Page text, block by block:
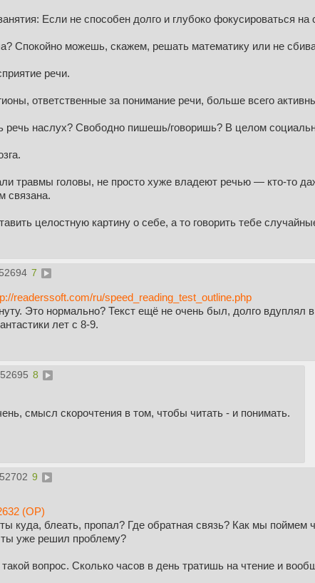
Если не способен долго и глубоко фокусироваться
Спокойно можешь, скажем, решать математику или не
речи.
ответственные за понимание речи, больше всего
речь наслух? Свободно пишешь/говоришь? В целом
травмы головы, не просто хуже владеют речью — кто-то
связана.
целостную картину о себе, а то говорить тебе
52694 7
readerssoft.com/ru/speed_reading_test_outline.php
Это нормально? Текст ещё не очень был, долго вдуплял
лет с 8-9.
52695 8
смысл скорочтения в том, чтобы читать - и понимать.
52702 9
(OP)
куда, блеать, пропал? Где обратная связь? Как мы поймем
уже решил проблему?
вопрос. Сколько часов в день тратишь на чтение и